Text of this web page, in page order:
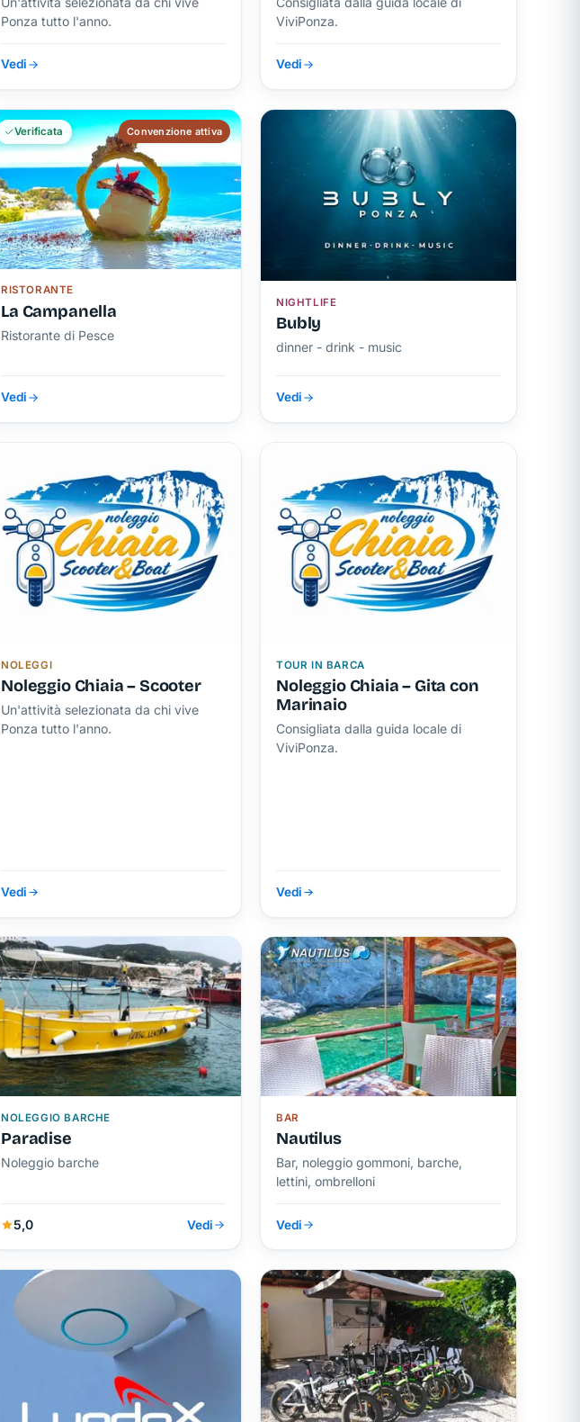
Ponza tutto l'anno.
Vedi
ViviPonza.
Vedi
RISTORANTE
La Campanella
Ristorante di Pesce
Vedi
Verificata Convenzione attiva
NIGHTLIFE
Bubly
dinner - drink - music
Vedi
NOLEGGI
Noleggio Chiaia – Scooter
Un'attività selezionata da chi vive
Ponza tutto l'anno.
Vedi
TOUR IN BARCA
Noleggio Chiaia – Gita con
Marinaio
Consigliata dalla guida locale di
ViviPonza.
Vedi
NOLEGGIO BARCHE
Paradise
Noleggio barche
5,0 Vedi
BAR
Nautilus
Bar, noleggio gommoni, barche,
lettini, ombrelloni
Vedi